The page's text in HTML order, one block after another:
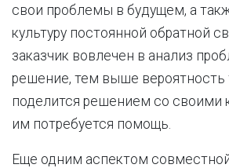
свои проблемы в будущем, а
культуру постоянной обратной
заказчик вовлечен в анализ
решение, тем выше вероятность
поделится решением со своими
им потребуется помощь.
Еще одним аспектом